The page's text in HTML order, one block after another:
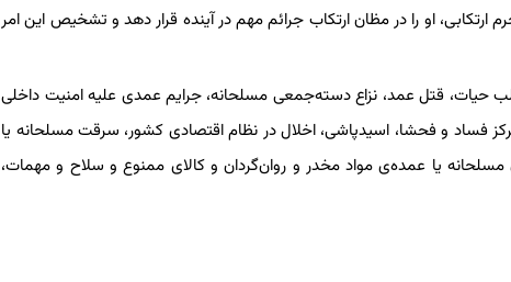
او را در مظان ارتکاب جرائم مهم در آینده قرار دهد و تشخیص این امر
حیات، قتل عمد، نزاع دسته‌جمعی مسلحانه، جرایم عمدی علیه امنیت داخلی
فساد و فحشا، اسیدپاشی، اخلال در نظام اقتصادی کشور، سرقت مسلحانه یا
مسلحانه یا عمده‌ی مواد مخدر و روان‌گردان و کالای ممنوع و سلاح و مهمات،